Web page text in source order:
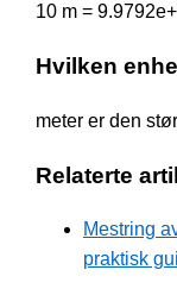
10 m =
Hvilken
meter er den
Relaterte
Mestring
praktisk